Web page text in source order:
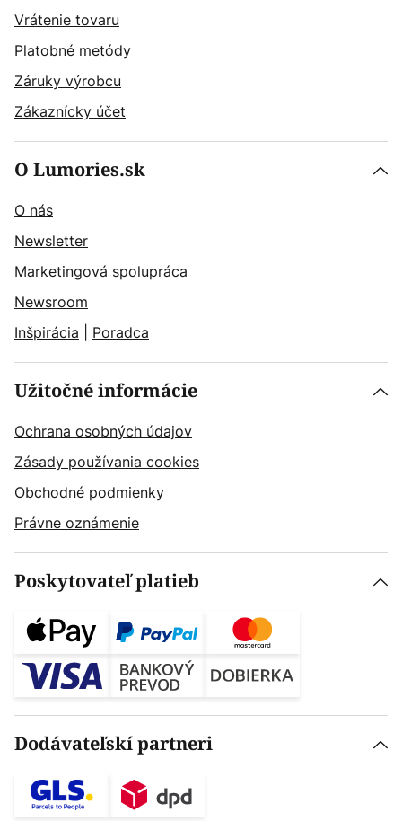
Vrátenie tovaru
Platobné metódy
Záruky výrobcu
Zákaznícky účet
O Lumories.sk
O nás
Newsletter
Marketingová spolupráca
Newsroom
Inšpirácia
Poradca
Užitočné informácie
Ochrana osobných údajov
Zásady používania cookies
Obchodné podmienky
Právne oznámenie
Poskytovateľ platieb
Dodávateľskí partneri